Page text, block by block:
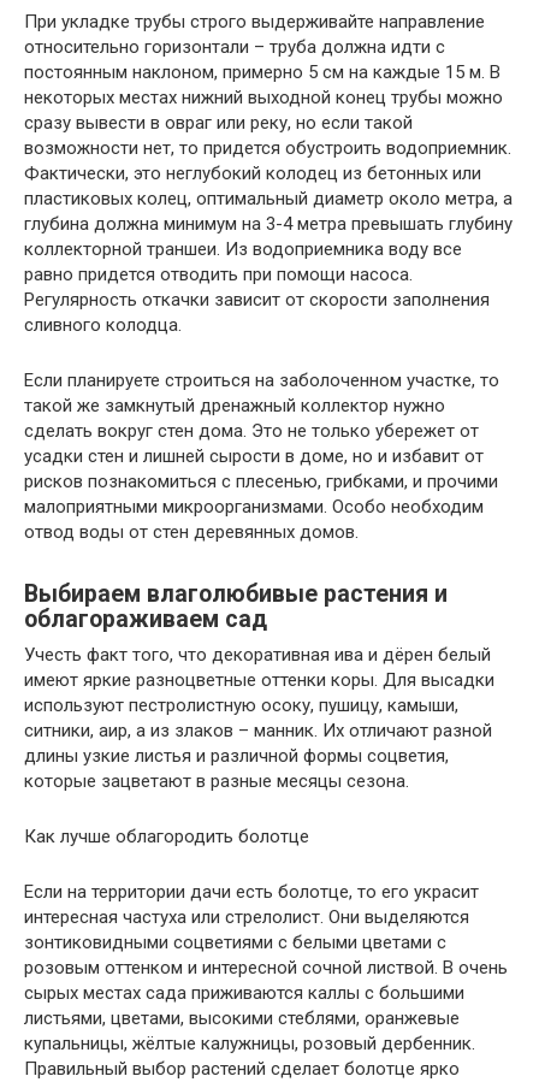
При укладке трубы строго выдерживайте направление
относительно горизонтали – труба должна идти с
постоянным наклоном, примерно 5 см на каждые 15 м. В
некоторых местах нижний выходной конец трубы можно
сразу вывести в овраг или реку, но если такой
возможности нет, то придется обустроить водоприемник.
Фактически, это неглубокий колодец из бетонных или
пластиковых колец, оптимальный диаметр около метра, а
глубина должна минимум на 3-4 метра превышать глубину
коллекторной траншеи. Из водоприемника воду все
равно придется отводить при помощи насоса.
Регулярность откачки зависит от скорости заполнения
сливного колодца.
Если планируете строиться на заболоченном участке, то
такой же замкнутый дренажный коллектор нужно
сделать вокруг стен дома. Это не только убережет от
усадки стен и лишней сырости в доме, но и избавит от
рисков познакомиться с плесенью, грибками, и прочими
малоприятными микроорганизмами. Особо необходим
отвод воды от стен деревянных домов.
Выбираем влаголюбивые растения и
облагораживаем сад
Учесть факт того, что декоративная ива и дёрен белый
имеют яркие разноцветные оттенки коры. Для высадки
используют пестролистную осоку, пушицу, камыши,
ситники, аир, а из злаков – манник. Их отличают разной
длины узкие листья и различной формы соцветия,
которые зацветают в разные месяцы сезона.
Как лучше облагородить болотце
Если на территории дачи есть болотце, то его украсит
интересная частуха или стрелолист. Они выделяются
зонтиковидными соцветиями с белыми цветами с
розовым оттенком и интересной сочной листвой. В очень
сырых местах сада приживаются каллы с большими
листьями, цветами, высокими стеблями, оранжевые
купальницы, жёлтые калужницы, розовый дербенник.
Правильный выбор растений сделает болотце ярко